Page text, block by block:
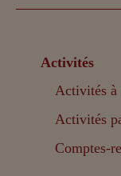
Activités
Activités à
Activités
Comptes-